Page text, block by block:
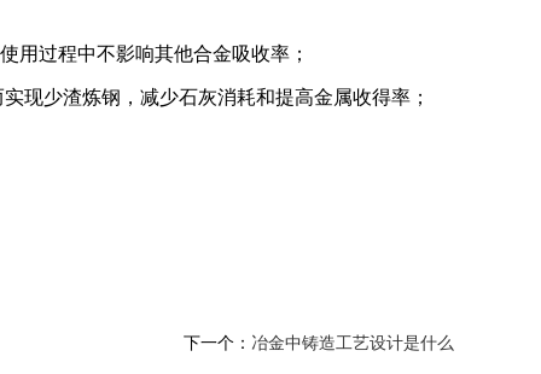
用过程中不影响其他合金吸收率；
现少渣炼钢，减少石灰消耗和提高金属收得率；
下一个： 冶金中铸造工艺设计是什么